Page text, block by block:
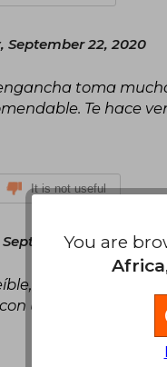
September 22, 2020
toma
Te hace
It is not useful
21, 2020
con una
un toque amargo
You are
Africa